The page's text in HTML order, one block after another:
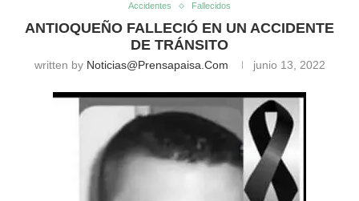
Accidentes Fallecidos
ANTIOQUEÑO FALLECIÓ EN UN ACCIDENTE
DE TRÁNSITO
written by Noticias@prensapaisa.com junio 13, 2022